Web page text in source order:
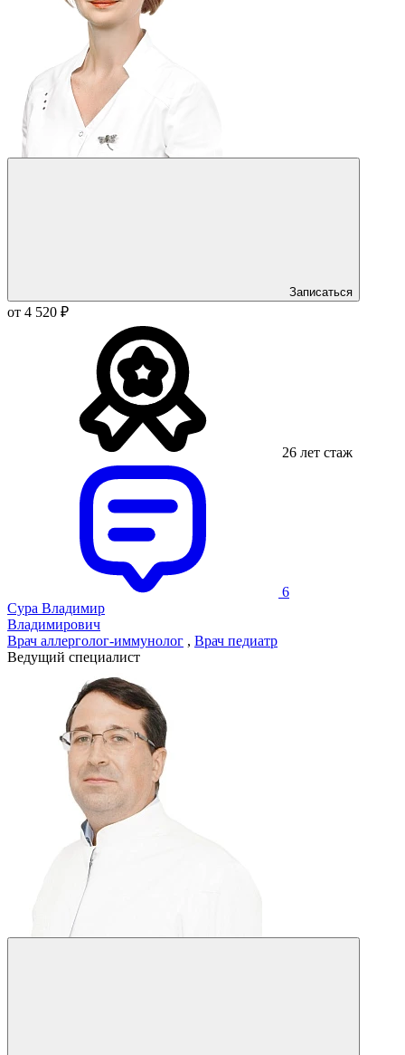
Записаться
от 4 520 ₽
26 лет стаж
6
Сура Владимир
Владимирович
Врач аллерголог-иммунолог , Врач педиатр
Ведущий специалист